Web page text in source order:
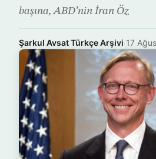
başına, ABD’nin İran Öz
Şarkul Avsat Türkçe Arşivi·17